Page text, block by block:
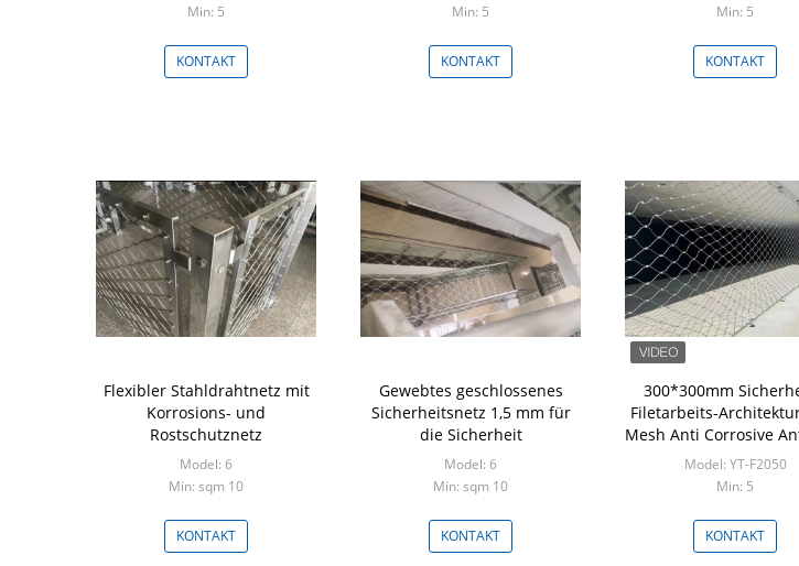
Min: 5
KONTAKT
Min: 5
KONTAKT
Min: 5
KONTAKT
Flexibler Stahldrahtnetz mit
Korrosions- und
Rostschutznetz
Model: 6
Min: sqm 10
KONTAKT
Gewebtes geschlossenes
Sicherheitsnetz 1,5 mm für
die Sicherheit
Model: 6
Min: sqm 10
KONTAKT
300*300mm
Filetarbeits-
Mesh Anti Corrosive
Model: YT-F2050
Min: 5
KONTAKT